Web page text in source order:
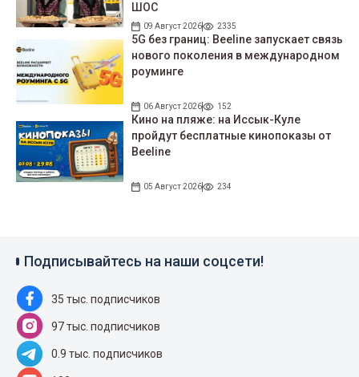
ШОС
09 Август 2026 2335
5G без границ: Beeline запускает связь
нового поколения в международном
роуминге
06 Август 2026 152
Кино на пляже: на Иссык-Куле
пройдут беcплатные кинопоказы от
Beeline
05 Август 2026 234
Подписывайтесь на наши соцсети!
35 тыс. подписчиков
97 тыс. подписчиков
0.9 тыс. подписчиков